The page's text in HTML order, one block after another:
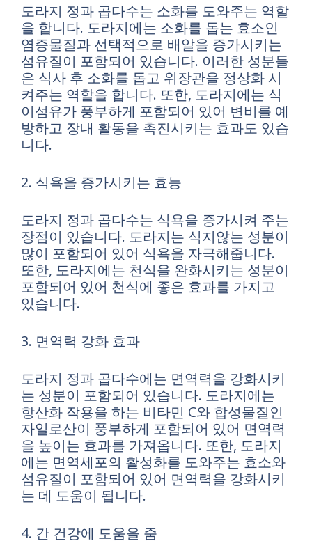
도라지 정과 곱다수는 소화를 도와주는 역할
을 합니다. 도라지에는 소화를 돕는 효소인
염증물질과 선택적으로 배알을 증가시키는
섬유질이 포함되어 있습니다. 이러한 성분들
은 식사 후 소화를 돕고 위장관을 정상화 시
켜주는 역할을 합니다. 또한, 도라지에는 식
이섬유가 풍부하게 포함되어 있어 변비를 예
방하고 장내 활동을 촉진시키는 효과도 있습
니다.
2. 식욕을 증가시키는 효능
도라지 정과 곱다수는 식욕을 증가시켜 주는
장점이 있습니다. 도라지는 식지않는 성분이
많이 포함되어 있어 식욕을 자극해줍니다.
또한, 도라지에는 천식을 완화시키는 성분이
포함되어 있어 천식에 좋은 효과를 가지고
있습니다.
3. 면역력 강화 효과
도라지 정과 곱다수에는 면역력을 강화시키
는 성분이 포함되어 있습니다. 도라지에는
항산화 작용을 하는 비타민 C와 합성물질인
자일로산이 풍부하게 포함되어 있어 면역력
을 높이는 효과를 가져옵니다. 또한, 도라지
에는 면역세포의 활성화를 도와주는 효소와
섬유질이 포함되어 있어 면역력을 강화시키
는 데 도움이 됩니다.
4. 간 건강에 도움을 줌